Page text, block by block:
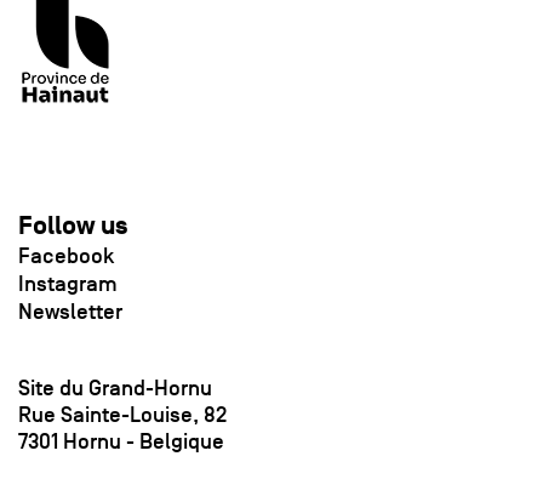
Follow us
Facebook
Instagram
Newsletter
Site du Grand-Hornu
Rue Sainte-Louise, 82
7301 Hornu - Belgique